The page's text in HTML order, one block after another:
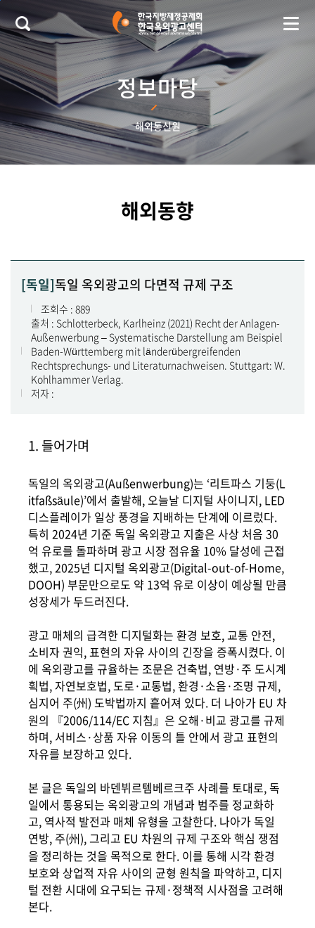
본문 바로가기
정보마당
해외통신원
해외동향
[독일]독일 옥외광고의 다면적 규제 구조
조회수 : 889
출처 : Schlotterbeck, Karlheinz (2021) Recht der Anlagen-
Außenwerbung – Systematische Darstellung am Beispiel
Baden-Württemberg mit länderübergreifenden
Rechtsprechungs- und Literaturnachweisen. Stuttgart: W.
Kohlhammer Verlag.
저자 :
1. 들어가며
독일의 옥외광고(Außenwerbung)는 ‘리트파스 기둥(L
itfaßsäule)’에서 출발해, 오늘날 디지털 사이니지, LED
디스플레이가 일상 풍경을 지배하는 단계에 이르렀다.
특히 2024년 기준 독일 옥외광고 지출은 사상 처음 30
억 유로를 돌파하며 광고 시장 점유율 10% 달성에 근접
했고, 2025년 디지털 옥외광고(Digital-out-of-Home,
DOOH) 부문만으로도 약 13억 유로 이상이 예상될 만큼
성장세가 두드러진다.
광고 매체의 급격한 디지털화는 환경 보호, 교통 안전,
소비자 권익, 표현의 자유 사이의 긴장을 증폭시켰다. 이
에 옥외광고를 규율하는 조문은 건축법, 연방·주 도시계
획법, 자연보호법, 도로·교통법, 환경·소음·조명 규제,
심지어 주(州) 도박법까지 흩어져 있다. 더 나아가 EU 차
원의 『2006/114/EC 지침』은 오해·비교 광고를 규제
하며, 서비스·상품 자유 이동의 틀 안에서 광고 표현의
자유를 보장하고 있다.
본 글은 독일의 바덴뷔르템베르크주 사례를 토대로, 독
일에서 통용되는 옥외광고의 개념과 범주를 정교화하
고, 역사적 발전과 매체 유형을 고찰한다. 나아가 독일
연방, 주(州), 그리고 EU 차원의 규제 구조와 핵심 쟁점
을 정리하는 것을 목적으로 한다. 이를 통해 시각 환경
보호와 상업적 자유 사이의 균형 원칙을 파악하고, 디지
털 전환 시대에 요구되는 규제·정책적 시사점을 고려해
본다.